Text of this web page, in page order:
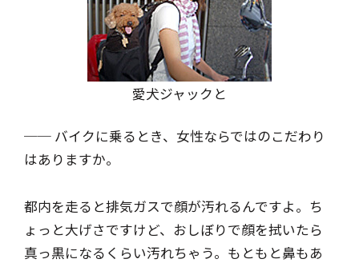
愛犬ジャックと
── バイクに乗るとき、女性ならではのこだわり
はありますか。
都内を走ると排気ガスで顔が汚れるんですよ。ち
ょっと大げさですけど、おしぼりで顔を拭いたら
真っ黒になるくらい汚れちゃう。もともと鼻もあ